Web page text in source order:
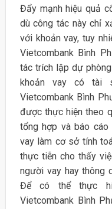
Đẩy mạnh hiệu quả
dù công tác này chỉ
với khoản vay, tuy
Vietcombank Bình
tác trích lập dự
khoản vay có tài
Vietcombank Bình
được thực hiện theo
tổng hợp và báo
vay làm cơ sở tính
thực tiễn cho thấy
người vay hay thông
Để có thể thực
Vietcombank Bình